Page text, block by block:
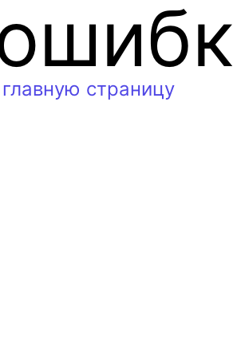
страницу